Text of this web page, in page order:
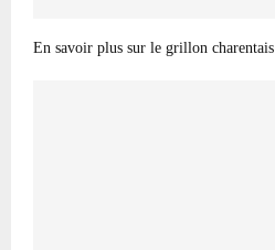
En savoir plus sur le grillon charentais